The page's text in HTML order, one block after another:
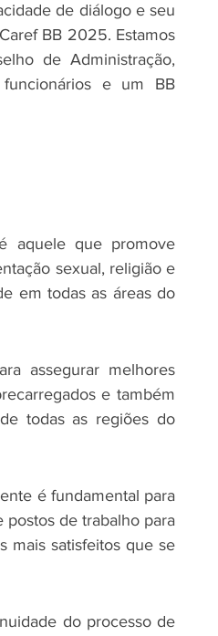
de diálogo e seu
BB 2025. Estamos
de Administração,
e um BB
aquele que promove
sexual, religião e
em todas as áreas do
assegurar melhores
e também
todas as regiões do
é fundamental para
de trabalho para
mais satisfeitos que se
do processo de